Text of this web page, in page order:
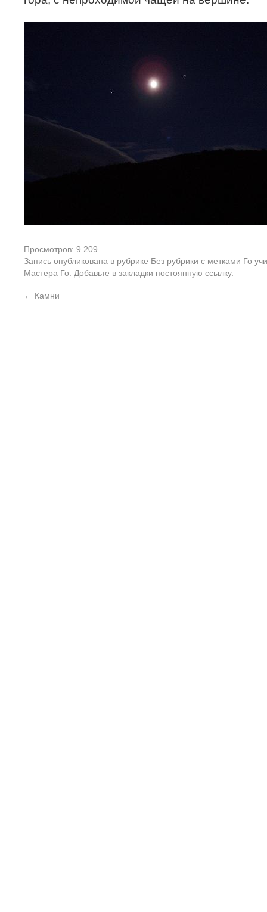
Просмотров: 9 209
Запись опубликована в рубрике Без рубрики с метками Го
Мастера Го . Добавьте в закладки постоянную ссылку.
← Камни